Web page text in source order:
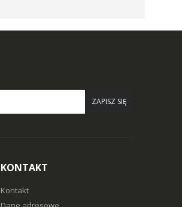
ZAPISZ SIĘ
KONTAKT
Kontakt